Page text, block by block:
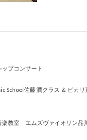
プコンサート
School佐藤 潤クラス ＆ ピカ
楽教室 エムズヴァイオリン品